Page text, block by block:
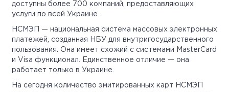
доступны более 700 компаний, предоставляющих
услуги по всей Украине.
НСМЭП — национальная система массовых электронных
платежей, созданная НБУ для внутригосударственного
пользования. Она имеет схожий с системами MasterCard
и Visa функционал. Единственное отличие — она
работает только в Украине.
На сегодня количество эмитированных карт НСМЭП